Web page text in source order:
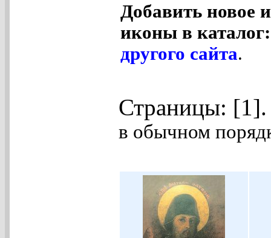
Добавить новое
иконы в
другого сайта.
Страницы:
в обычном